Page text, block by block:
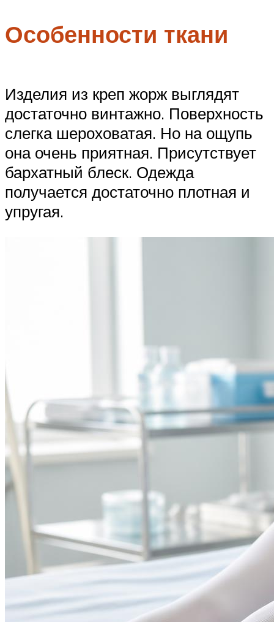
Особенности ткани
Изделия из креп жорж выглядят
достаточно винтажно. Поверхность
слегка шероховатая. Но на ощупь
она очень приятная. Присутствует
бархатный блеск. Одежда
получается достаточно плотная и
упругая.